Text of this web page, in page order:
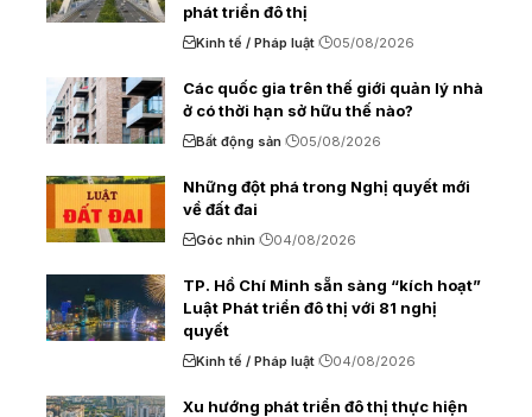
phát triển đô thị
Kinh tế / Pháp luật 05/08/2026
Các quốc gia trên thế giới quản lý nhà
ở có thời hạn sở hữu thế nào?
Bất động sản 05/08/2026
Những đột phá trong Nghị quyết mới
về đất đai
Góc nhìn 04/08/2026
TP. Hồ Chí Minh sẵn sàng “kích hoạt”
Luật Phát triển đô thị với 81 nghị
quyết
Kinh tế / Pháp luật 04/08/2026
Xu hướng phát triển đô thị thực hiện